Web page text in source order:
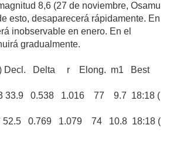
8,6 (27 de noviembre, Osamu
esto, desaparecerá rápidamente. En
inobservable en enero. En el
gradualmente.
Decl. Delta r Elong. m1 Best
33.9 0.538 1.016 77 9.7 18:18 (
52.5 0.769 1.079 74 10.8 18:18 (